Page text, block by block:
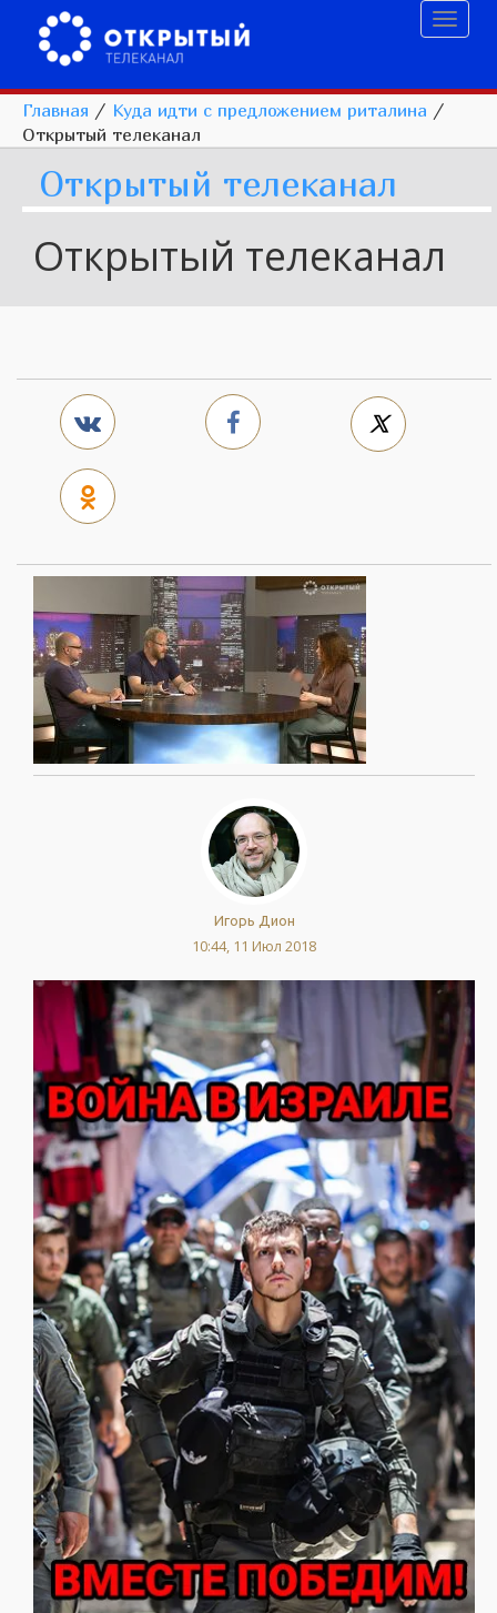
Главная / Куда идти с предложением риталина /
Открытый телеканал
Открытый телеканал
Открытый телеканал
Игорь Дион
10:44, 11 Июл 2018